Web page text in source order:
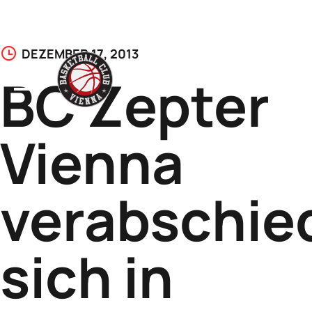
Skip
content
DEZEMBER 17, 2013
BC Zepter
Vienna
sich in